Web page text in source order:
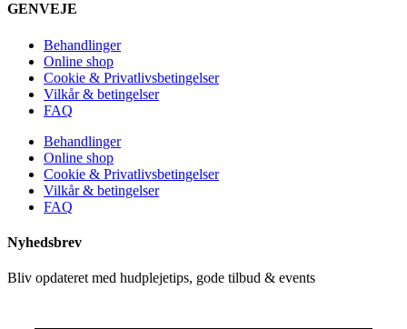
GENVEJE
Behandlinger
Online shop
Cookie & Privatlivsbetingelser
Vilkår & betingelser
FAQ
Behandlinger
Online shop
Cookie & Privatlivsbetingelser
Vilkår & betingelser
FAQ
Nyhedsbrev
Bliv opdateret med hudplejetips, gode tilbud & events